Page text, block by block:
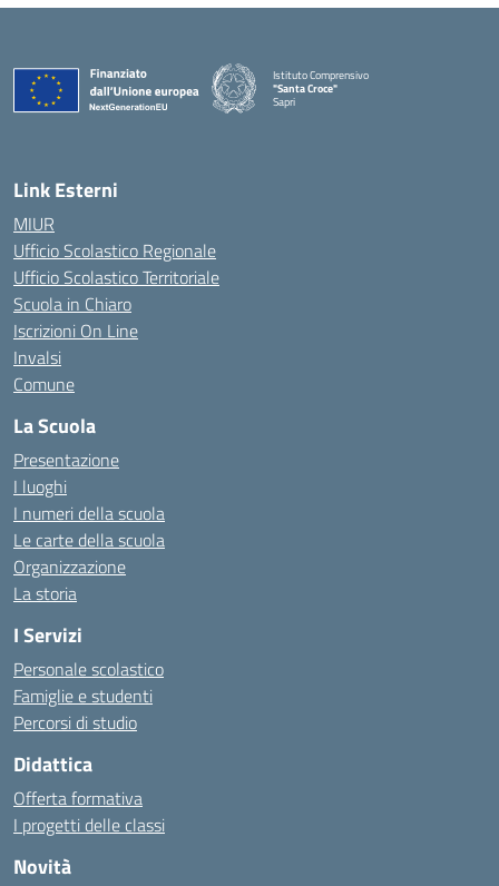
Istituto Comprensivo
"Santa Croce"
Sapri
— Visita la pagina iniziale della scuola
Link Esterni
MIUR
Ufficio Scolastico Regionale
Ufficio Scolastico Territoriale
Scuola in Chiaro
Iscrizioni On Line
Invalsi
Comune
La Scuola
Presentazione
I luoghi
I numeri della scuola
Le carte della scuola
Organizzazione
La storia
I Servizi
Personale scolastico
Famiglie e studenti
Percorsi di studio
Didattica
Offerta formativa
I progetti delle classi
Novità